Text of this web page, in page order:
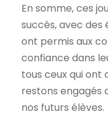
En somme, ces
succès, avec des
ont permis aux
confiance dans
tous ceux qui
restons engagés
nos futurs élèves.